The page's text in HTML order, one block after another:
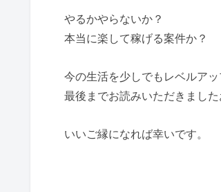
やるかやらないか？
本当に楽して稼げる案件か？
今の生活を少しでもレベルアッ
最後までお読みいただきまし
いいご縁になれば幸いです。